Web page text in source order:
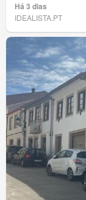
Há 3 dias
IDEALISTA.PT